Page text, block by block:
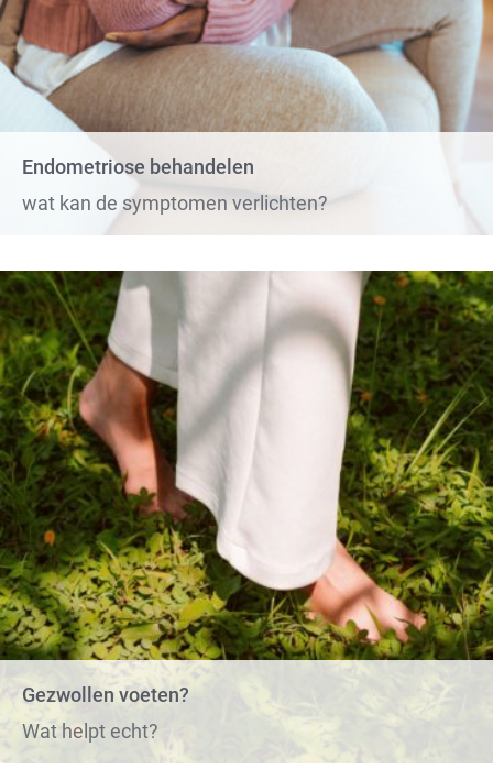
Endometriose behandelen
wat kan de symptomen verlichten?
Gezwollen voeten?
Wat helpt echt?